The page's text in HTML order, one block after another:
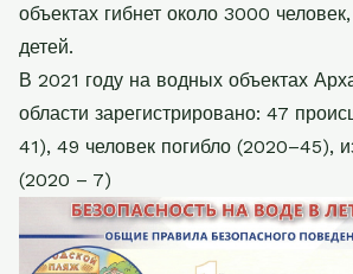
объектах гибнет около 3000
детей.
В 2021 году на водных объектах
области зарегистрировано: 47
41), 49 человек погибло (2020–45),
(2020 – 7)